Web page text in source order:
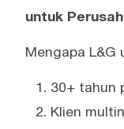
untuk
Mengapa L&G
30+ tahun
Klien